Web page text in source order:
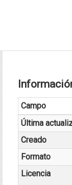
Campo
Última
Creado
Formato
Licencia